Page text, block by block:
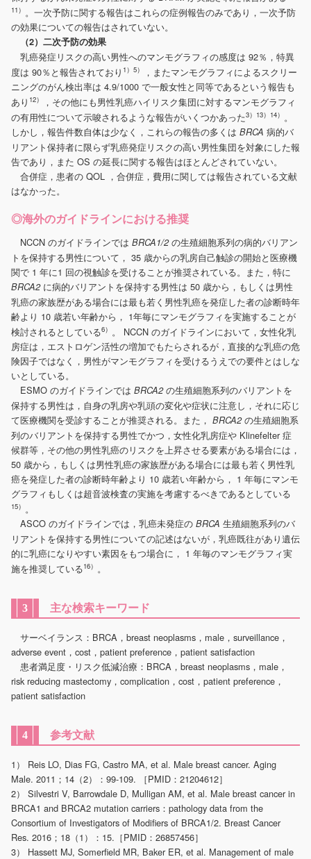
11） 。一次予防に関する報告はこれらの症例報告のみであり，一次予防
の効果についての報告はされていない。
（2）二次予防の効果
乳癌発症リスクの高い男性へのマンモグラフィの感度は 92％，特異
度は 90％と報告されており 1）5）
，またマンモグラフィによるスクリー
ニングのがん検出率は 4.9/1000 で一般女性と同等であるという報告も
あり 12）
，その他にも男性乳癌ハイリスク集団に対するマンモグラフィ
の有用性について示唆されるような報告がいくつかあった3）13）14） 。
しかし，報告件数自体は少なく，これらの報告の多くは BRCA 病的バ
リアント保持者に限らず乳癌発症リスクの高い男性集団を対象にした報
告であり，また OS の延長に関する報告はほとんどされていない。
合併症，患者の QOL ，合併症，費用に関しては報告されている文献
はなかった。
◎海外のガイドラインにおける推奨
NCCN のガイドラインでは BRCA1/2の生殖細胞系列の病的バリアン
トを保持する男性について， 35 歳からの乳房自己触診の開始と医療機
関で 1 年に1 回の視触診を受けることが推奨されている。また，特に
BRCA2 に病的バリアントを保持する男性は 50 歳から，もしくは男性
乳癌の家族歴がある場合には最も若く男性乳癌を発症した者の診断時年
齢より 10 歳若い年齢から， 1年毎にマンモグラフィを実施することが
検討されるとしている6） 。 NCCN のガイドラインにおいて，女性化乳
房症は，エストロゲン活性の増加でもたらされるが，直接的な乳癌の危
険因子ではなく，男性がマンモグラフィを受けるうえでの要件とはしな
いとしている。
ESMO のガイドラインでは BRCA2の生殖細胞系列のバリアントを
保持する男性は，自身の乳房や乳頭の変化や症状に注意し，それに応じ
て医療機関を受診することが推奨される。また， BRCA2の生殖細胞系
列のバリアントを保持する男性でかつ，女性化乳房症や Klinefelter 症
候群等，その他の男性乳癌のリスクを上昇させる要素がある場合には，
50 歳から，もしくは男性乳癌の家族歴がある場合には最も若く男性乳
癌を発症した者の診断時年齢より 10 歳若い年齢から， 1 年毎にマンモ
グラフィもしくは超音波検査の実施を考慮するべきであるとしている
15） 。
ASCO のガイドラインでは，乳癌未発症の BRCA 生殖細胞系列のバ
リアントを保持する男性についての記述はないが，乳癌既往があり遺伝
的に乳癌になりやすい素因をもつ場合に， 1 年毎のマンモグラフィ実
施を推奨している16） 。
3 主な検索キーワード
サーベイランス：BRCA，breast neoplasms，male，surveillance，
adverse event，cost，patient preference，patient satisfaction
患者満足度・リスク低減治療：BRCA，breast neoplasms，male，
risk reducing mastectomy，complication，cost，patient preference，
patient satisfaction
4 参考文献
1） Reis LO, Dias FG, Castro MA, et al. Male breast cancer. Aging
Male. 2011；14（2）：99-109. ［PMID：21204612］
2） Silvestri V, Barrowdale D, Mulligan AM, et al. Male breast cancer in
BRCA1 and BRCA2 mutation carriers：pathology data from the
Consortium of Investigators of Modifiers of BRCA1/2. Breast Cancer
Res. 2016；18（1）：15.［PMID：26857456］
3） Hassett MJ, Somerfield MR, Baker ER, et al. Management of male